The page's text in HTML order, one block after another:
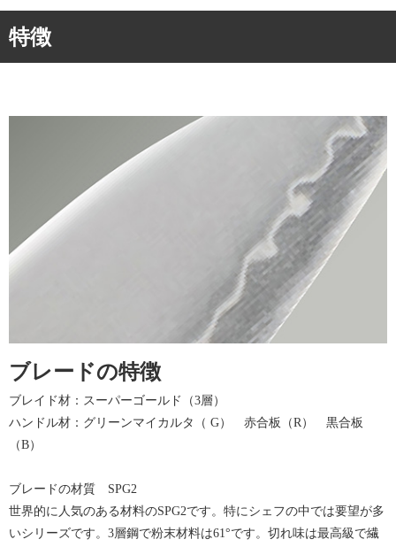
特徴
ブレードの特徴
ブレイド材：スーパーゴールド（3層）
ハンドル材：グリーンマイカルタ（ G） 赤合板（R） 黒合板
（B）
ブレードの材質 SPG2
世界的に人気のある材料のSPG2です。特にシェフの中では要望が多
いシリーズです。3層鋼で粉末材料は61°です。切れ味は最高級で繊